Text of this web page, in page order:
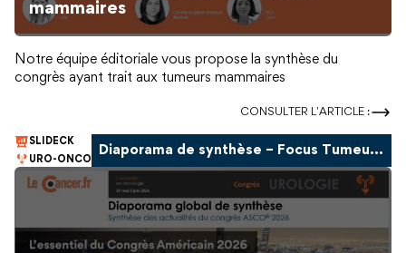
mammaires
Notre équipe éditoriale vous propose la synthèse du
congrès ayant trait aux tumeurs mammaires
CONSULTER L'ARTICLE :
SLIDECK
URO-ONCO
Diaporama de synthèse – Focus Tumeurs urologiques